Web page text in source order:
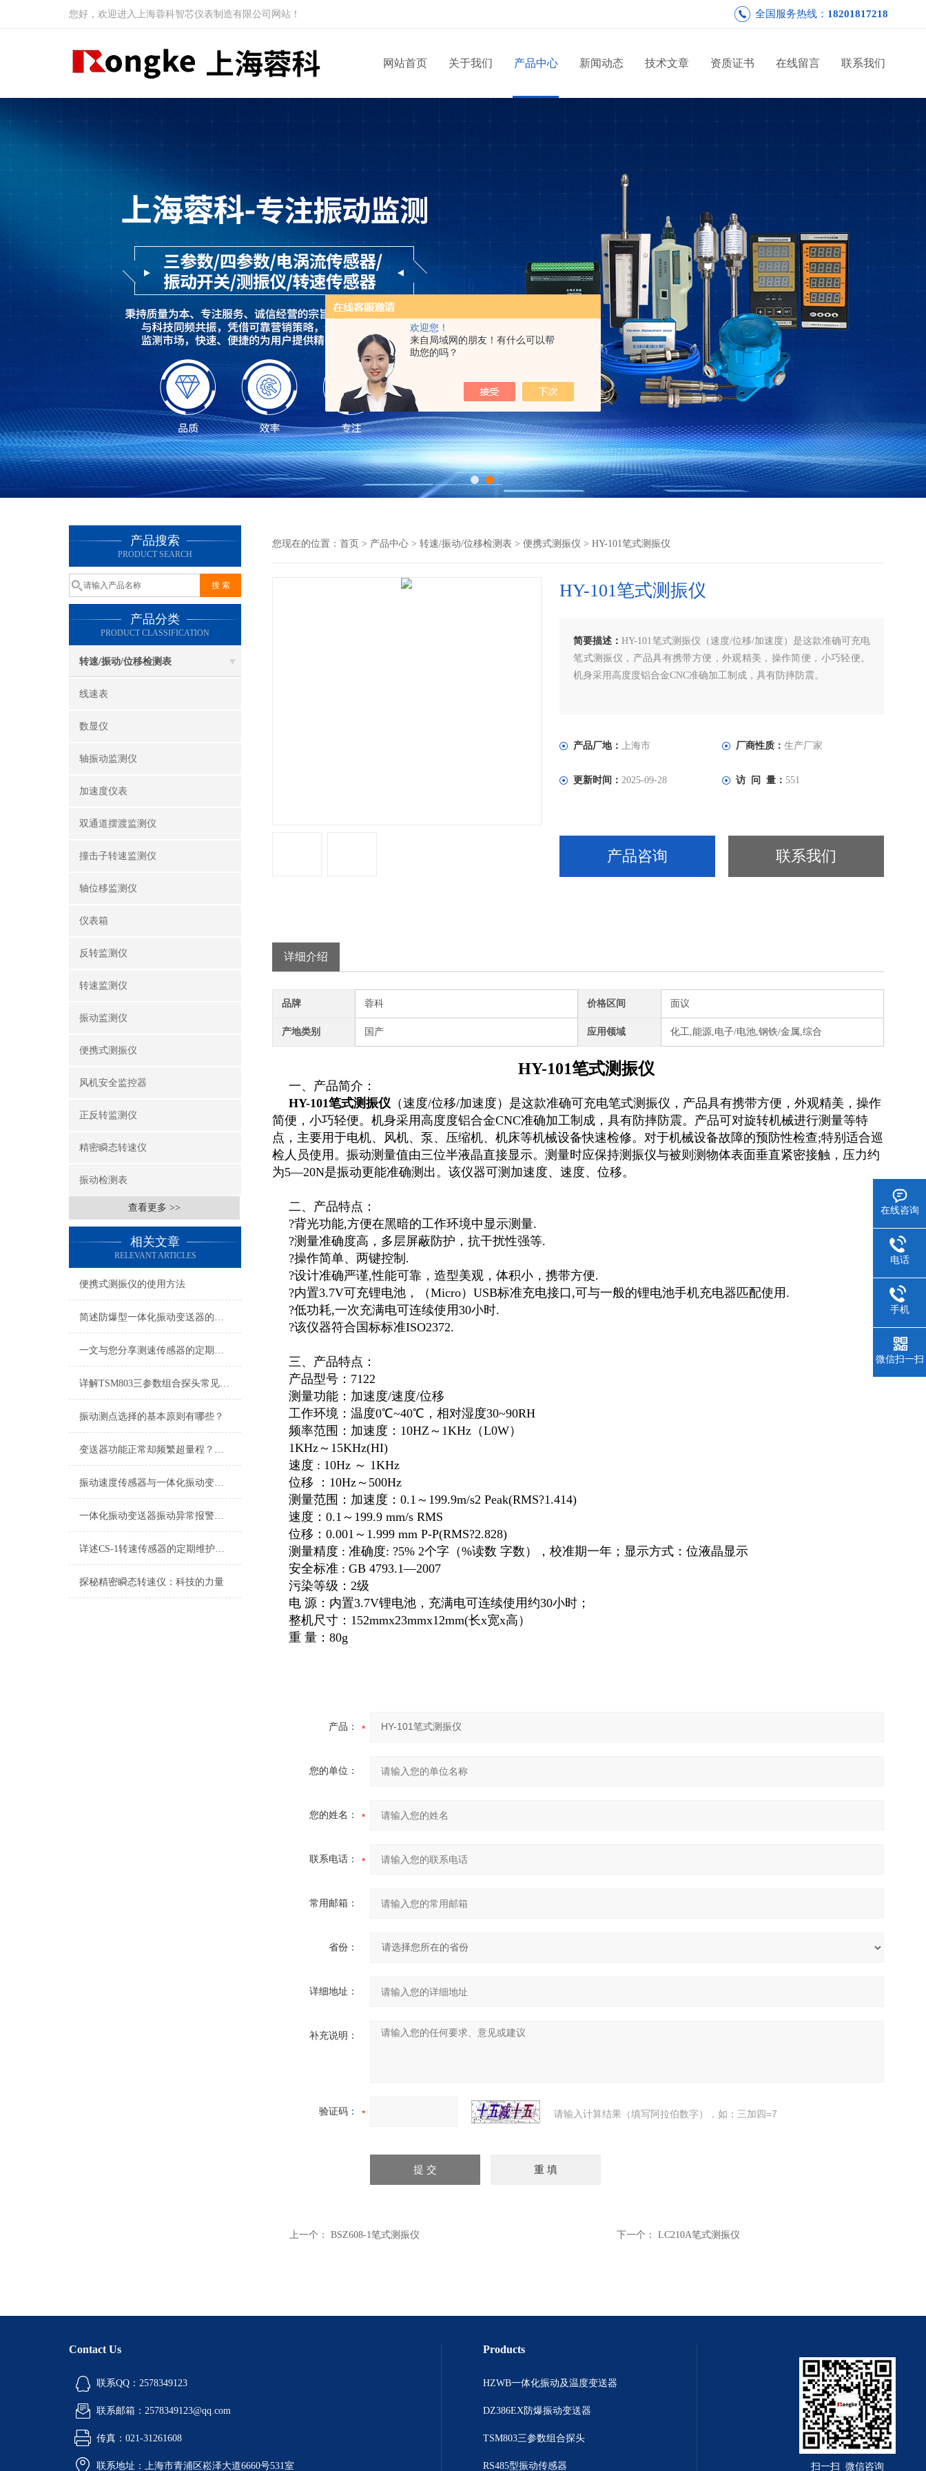
欢迎您！
来自局域网的朋友！有什么可以帮
助您的吗？
您好，欢迎进入上海蓉科智芯仪表制造有限公司网站！ 全国服务热线： 18201817218
网站首页 关于我们 产品中心 新闻动态 技术文章 资质证书 在线留言 联系我们
产品搜索
PRODUCT SEARCH
产品分类
PRODUCT CLASSIFICATION
转速/振动/位移检测表
线速表
数显仪
轴振动监测仪
加速度仪表
双通道摆渡监测仪
撞击子转速监测仪
轴位移监测仪
仪表箱
反转监测仪
转速监测仪
振动监测仪
便携式测振仪
风机安全监控器
正反转监测仪
精密瞬态转速仪
振动检测表
查看更多 >>
相关文章
RELEVANT ARTICLES
便携式测振仪的使用方法
简述防爆型一体化振动变送器的常见故障解决方法
一文与您分享测速传感器的定期维护保养方法
详解TSM803三参数组合探头常见故障及针对性解决策略
振动测点选择的基本原则有哪些？
变送器功能正常却频繁超量程？电机现场振动问题深度排查指南
振动速度传感器与一体化振动变送器现场工况适配及应用用途
一体化振动变送器振动异常报警与预警设置技术指南
详述CS-1转速传感器的定期维护保养规范方法
探秘精密瞬态转速仪：科技的力量
您现在的位置： 首页 > 产品中心 > 转速/振动/位移检测表 > 便携式测振仪 > HY-101笔式测振仪
HY-101笔式测振仪
简要描述：HY-101笔式测振仪（速度/位移/加速度）是这款准确可充电
笔式测振仪，产品具有携带方便，外观精美，操作简便，小巧轻便。
机身采用高度度铝合金CNC准确加工制成，具有防摔防震。
产品厂地：上海市 厂商性质： 生产厂家
更新时间：2025-09-28 访 问 量： 551
产品咨询 联系我们
详细介绍
品牌 蓉科 价格区间 面议
产地类别 国产 应用领域 化工,能源,电子/电池,钢铁/金属,综合
HY-101笔式测振仪
一、产品简介：
HY-101笔式测振仪 （速度/位移/加速度）是这款准确可充电笔式测振仪，产品具有携带方便，外观精美，操作
简便，小巧轻便。机身采用高度度铝合金CNC准确加工制成，具有防摔防震。产品可对旋转机械进行测量等特
点，主要用于电机、风机、泵、压缩机、机床等机械设备快速检修。对于机械设备故障的预防性检查;特别适合巡
检人员使用。振动测量值由三位半液晶直接显示。测量时应保持测振仪与被则测物体表面垂直紧密接触，压力约
为5—20N是振动更能准确测出。该仪器可测加速度、速度、位移。
二、产品特点：
?背光功能,方便在黑暗的工作环境中显示测量.
?测量准确度高，多层屏蔽防护，抗干扰性强等.
?操作简单、两键控制.
?设计准确严谨,性能可靠，造型美观，体积小，携带方便.
?内置3.7V可充锂电池，（Micro）USB标准充电接口,可与一般的锂电池手机充电器匹配使用.
?低功耗,一次充满电可连续使用30小时.
?该仪器符合国标标准ISO2372.
三、产品特点：
产品型号：7122
测量功能：加速度/速度/位移
工作环境：温度0℃~40℃，相对湿度30~90RH
频率范围：加速度：10HZ～1KHz（L0W）
1KHz～15KHz(HI)
速度 : 10Hz ～ 1KHz
位移 ：10Hz～500Hz
测量范围：加速度：0.1～199.9m/s2 Peak(RMS?1.414)
速度：0.1～199.9 mm/s RMS
位移：0.001～1.999 mm P-P(RMS?2.828)
测量精度 : 准确度: ?5% 2个字（%读数 字数），校准期一年；显示方式：位液晶显示
安全标准 : GB 4793.1—2007
污染等级：2级
电 源：内置3.7V锂电池，充满电可连续使用约30小时；
整机尺寸：152mmx23mmx12mm(长x宽x高）
重 量：80g
产品：
您的单位：
您的姓名：
联系电话：
常用邮箱：
省份：
详细地址：
补充说明：
验证码： 请输入计算结果（填写阿拉伯数字），如：三加四=7
上一个： BSZ608-1笔式测振仪 下一个： LC210A笔式测振仪
Contact Us
联系QQ：2578349123
联系邮箱：2578349123@qq.com
传真：021-31261608
联系地址：上海市青浦区崧泽大道6660号531室
Products
HZWB一体化振动及温度变送器
DZ386EX防爆振动变送器
TSM803三参数组合探头
RS485型振动传感器 扫一扫 微信咨询
在线咨询
电话
手机
微信扫一扫